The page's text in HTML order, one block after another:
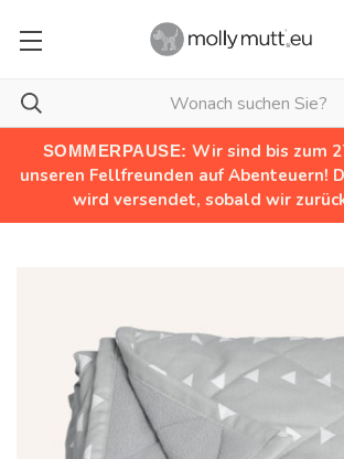
SOMMERPAUSE: Wir sind bis zum
unseren Fellfreunden auf Abenteuern!
wird versendet, sobald wir